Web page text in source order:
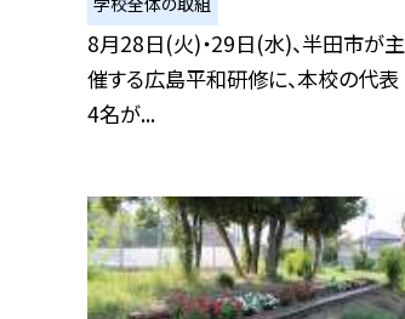
8月28日(火)・29日(水)、半田市が主
催する広島平和研修に、本校の代表
4名が...